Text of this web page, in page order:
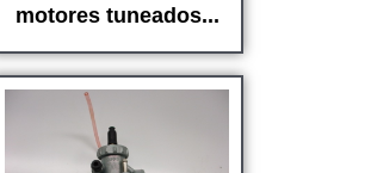
motores tuneados...